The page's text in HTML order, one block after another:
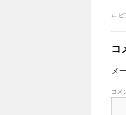
←
コ
メ
コメ